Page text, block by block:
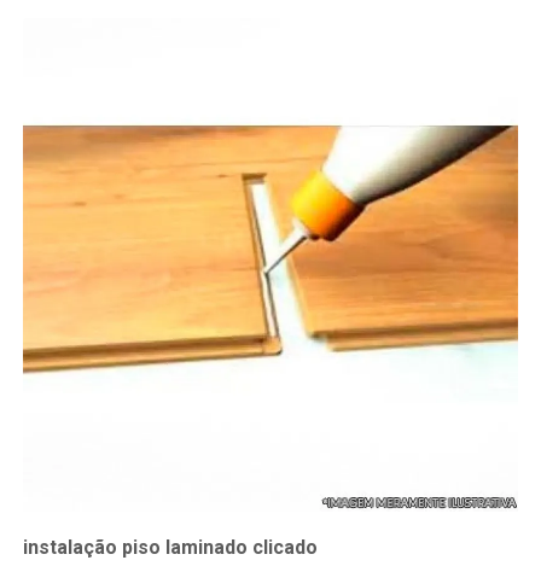
instalação piso laminado clicado